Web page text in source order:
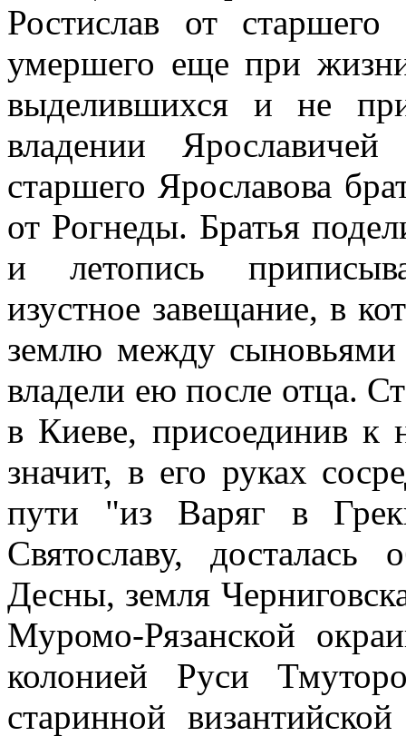
Ростислав от
умершего еще при
выделившихся и не
владении
старшего Ярославова
от Рогнеды. Братья
и летопись
изустное завещание, в
землю между
владели ею после отца.
в Киеве, присоединив к
значит, в его руках
пути "из Варяг в
Святославу, досталась
Десны, земля
Муромо-Рязанской
колонией Руси
старинной